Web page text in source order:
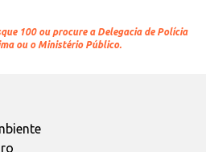
100 ou procure a Delegacia de Polícia
ou o Ministério Público.